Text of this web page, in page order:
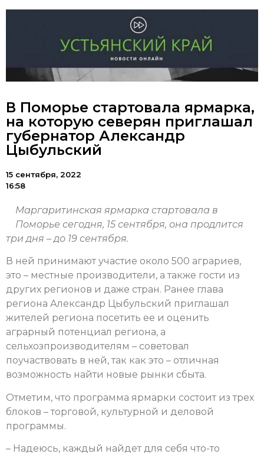
В Поморье стартовала ярмарка,
на которую северян приглашал
губернатор Александр
Цыбульский
15 сентября, 2022
16:58
Маргаритинская ярмарка стартовала в
Поморье сегодня, 15 сентября, она продлится
три дня – до 19 сентября.
В ней принимают участие около 500 аграриев,
это – местные производители, а также гости из
других регионов и даже стран. Ранее глава
региона Александр Цыбульский приглашал
жителей региона посетить ее и оценить
аграрный потенциал региона, а
сельхозпроизводителям – советовал
поучаствовать в ней, так как это – отличная
возможность найти новые рынки сбыта.
Отметим, что программа ярмарки состоит из трех
блоков – торговой, культурной и деловой
программы.
– Надеюсь, каждый найдет для себя что-то